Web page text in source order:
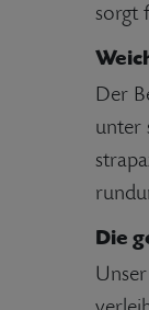
sorgt
Der
unter
Die